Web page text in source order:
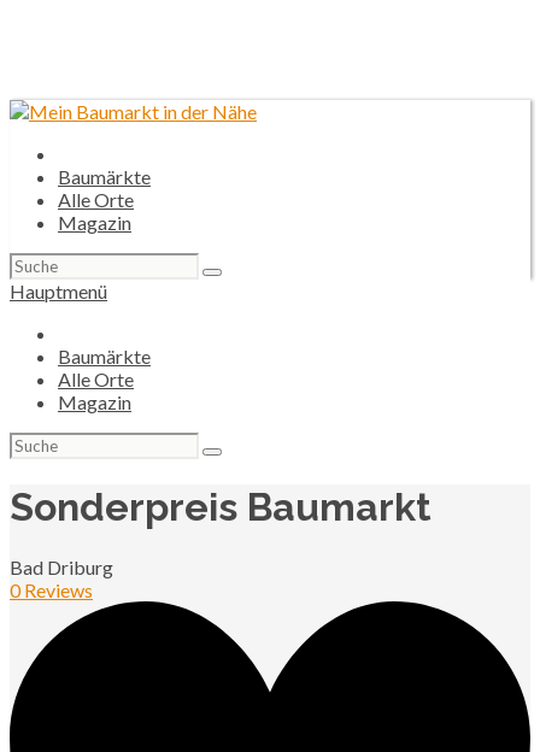
Baumärkte
Alle Orte
Magazin
Suchen
nach:
Hauptmenü
Baumärkte
Alle Orte
Magazin
Suchen
nach:
Sonderpreis Baumarkt
Bad Driburg
0 Reviews